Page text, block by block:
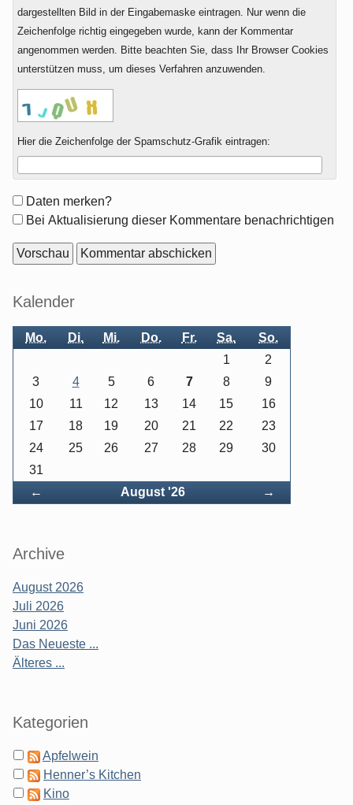
dargestellten Bild in der Eingabemaske eintragen. Nur wenn die
Zeichenfolge richtig eingegeben wurde, kann der Kommentar
angenommen werden. Bitte beachten Sie, dass Ihr Browser Cookies
unterstützen muss, um dieses Verfahren anzuwenden.
Hier die Zeichenfolge der Spamschutz-Grafik eintragen:
Formular-
Optionen
Daten merken?
Bei Aktualisierung dieser Kommentare benachrichtigen
Seitenleiste
Kalender
Mo. Di. Mi. Do. Fr. Sa. So.
← August '26 Vorwärts
→
1
2
3
4 5 6 7 8
9
10
11 12 13 14 15
16
17
18 19 20 21 22
23
24
25 26 27 28 29
30
31
Archive
August 2026
Juli 2026
Juni 2026
Das Neueste ...
Älteres ...
Kategorien
Apfelwein
Henner’s Kitchen
Kino